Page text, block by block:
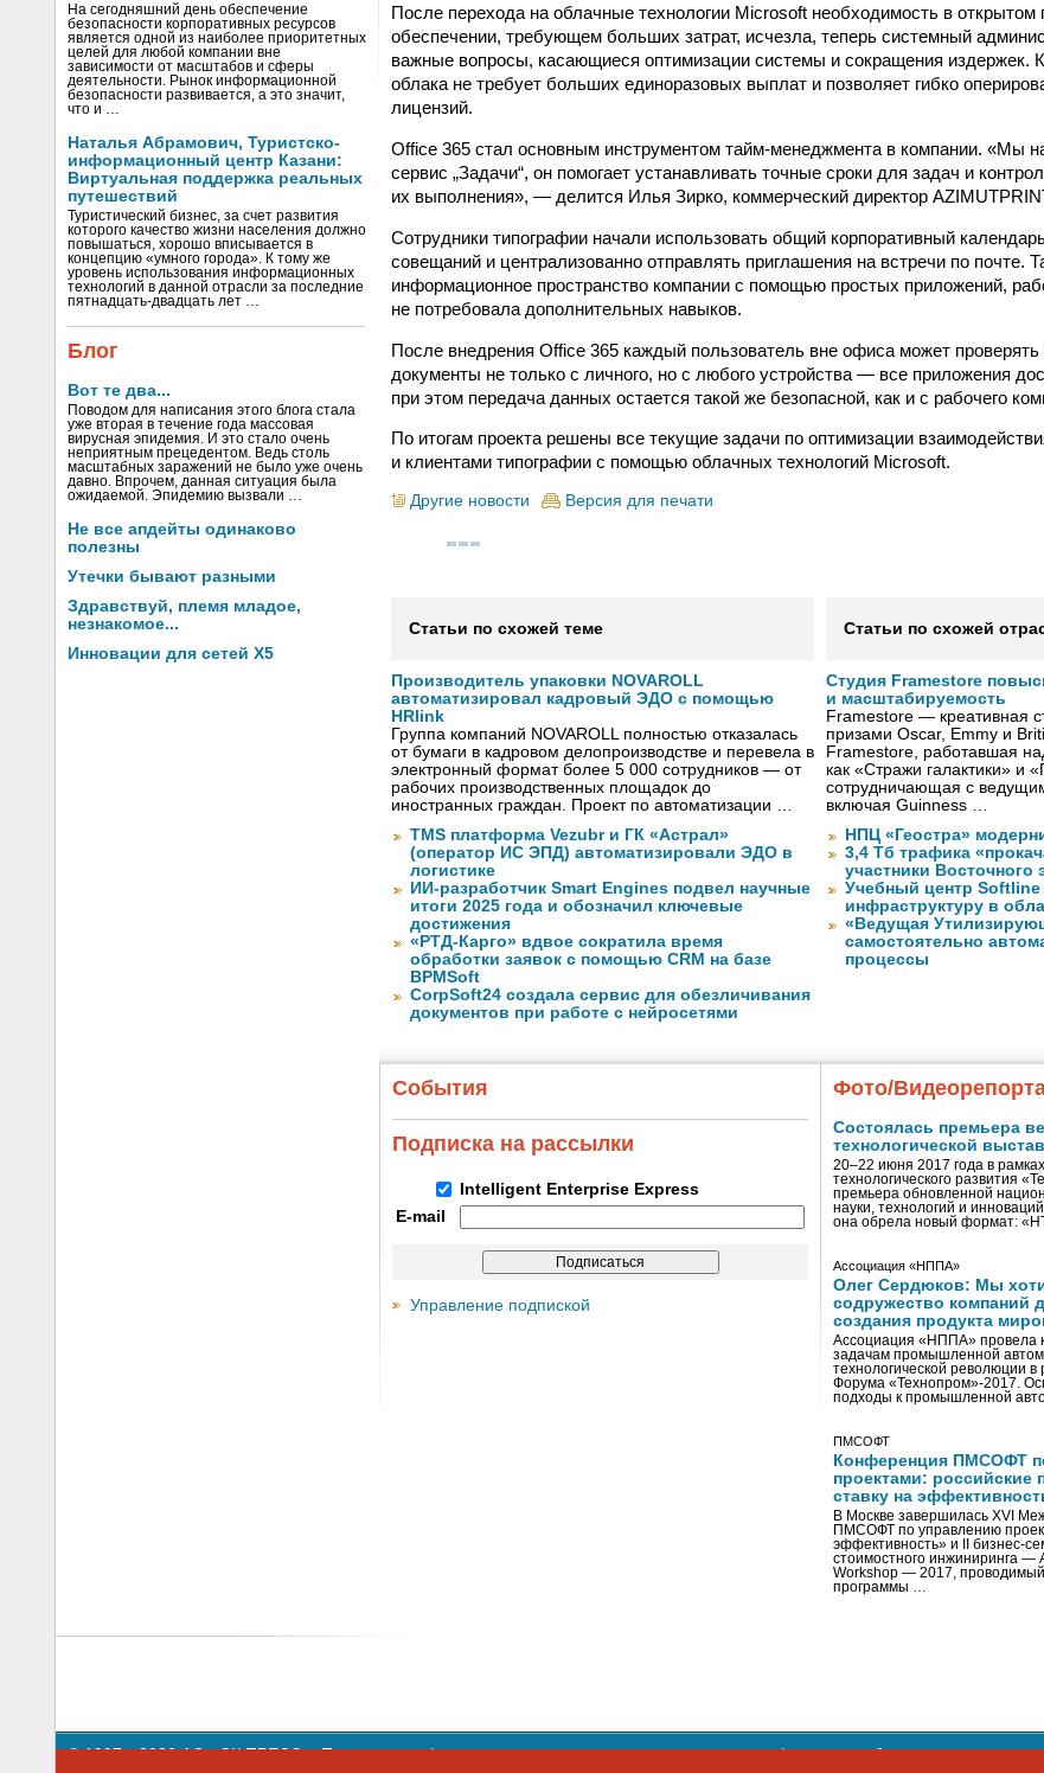
На сегодняшний день обеспечение
безопасности корпоративных ресурсов
является одной из наиболее приоритетных
целей для любой компании вне
зависимости от масштабов и сферы
деятельности. Рынок информационной
безопасности развивается, а это значит,
что и …
Наталья Абрамович, Туристско-
информационный центр Казани:
Виртуальная поддержка реальных
путешествий
Туристический бизнес, за счет развития
которого качество жизни населения должно
повышаться, хорошо вписывается в
концепцию «умного города». К тому же
уровень использования информационных
технологий в данной отрасли за последние
пятнадцать-двадцать лет …
Блог
Вот те два...
Поводом для написания этого блога стала
уже вторая в течение года массовая
вирусная эпидемия. И это стало очень
неприятным прецедентом. Ведь столь
масштабных заражений не было уже очень
давно. Впрочем, данная ситуация была
ожидаемой. Эпидемию вызвали …
Не все апдейты одинаково
полезны
Утечки бывают разными
Здравствуй, племя младое,
незнакомое...
Инновации для сетей X5
После перехода на облачные технологии Microsoft необходимость в открытом
обеспечении, требующем больших затрат, исчезла, теперь системный
важные вопросы, касающиеся оптимизации системы и сокращения издержек.
облака не требует больших единоразовых выплат и позволяет гибко
лицензий.
Office 365 стал основным инструментом тайм-менеджмента в компании. «Мы
сервис „Задачи“, он помогает устанавливать точные сроки для задач и
их выполнения», — делится Илья Зирко, коммерческий директор
Сотрудники типографии начали использовать общий корпоративный
совещаний и централизованно отправлять приглашения на встречи по почте.
информационное пространство компании с помощью простых приложений,
не потребовала дополнительных навыков.
После внедрения Office 365 каждый пользователь вне офиса может проверять
документы не только с личного, но с любого устройства — все приложения
при этом передача данных остается такой же безопасной, как и с рабочего
По итогам проекта решены все текущие задачи по оптимизации
и клиентами типографии с помощью облачных технологий Microsoft.
Другие новости Версия для печати
Статьи по схожей теме
Производитель упаковки NOVAROLL
автоматизировал кадровый ЭДО с помощью
HRlink
Группа компаний NOVAROLL полностью отказалась
от бумаги в кадровом делопроизводстве и перевела в
электронный формат более 5 000 сотрудников — от
рабочих производственных площадок до
иностранных граждан. Проект по автоматизации …
TMS платформа Vezubr и ГК «Астрал»
(оператор ИС ЭПД) автоматизировали ЭДО в
логистике
ИИ-разработчик Smart Engines подвел научные
итоги 2025 года и обозначил ключевые
достижения
«РТД-Карго» вдвое сократила время
обработки заявок с помощью CRM на базе
BPMSoft
CorpSoft24 создала сервис для обезличивания
документов при работе с нейросетями
Статьи по схожей
Студия Framestore
и масштабируемость
Framestore — креативная
призами Oscar, Emmy и
Framestore, работавшая
как «Стражи галактики» и
сотрудничающая с
включая Guinness …
НПЦ «Геостра»
3,4 Тб трафика
участники
Учебный центр Softline
инфраструктуру в
«Ведущая
самостоятельно
процессы
События
Подписка на рассылки
Intelligent Enterprise Express
E-mail
Управление подпиской
Фото/
Состоялась премьера
технологической
20–22 июня 2017 года в
технологического развития
премьера обновленной
науки, технологий и
она обрела новый формат:
Ассоциация «НППА»
Олег Сердюков: Мы
содружество компаний
создания продукта
Ассоциация «НППА» провела
задачам промышленной
технологической революции
Форума «Технопром»-2017.
подходы к промышленной
ПМСОФТ
Конференция ПМСОФТ
проектами: российские
ставку на
В Москве завершилась XVI
ПМСОФТ по управлению
эффективность» и II бизнес-
стоимостного инжиниринга —
Workshop — 2017, проводимый
программы …
© 1997—2026 АО «СК ПРЕСС».Политика конфиденциальности персональных данных,информация об авторских правах и